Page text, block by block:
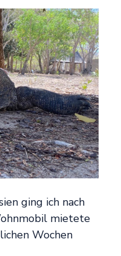
ging ich nach
mietete
Wochen